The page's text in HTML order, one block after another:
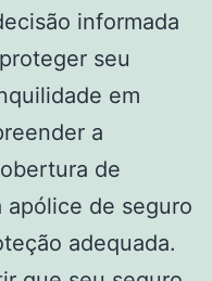
informada
seu
em
a
de
apólice de seguro
adequada.